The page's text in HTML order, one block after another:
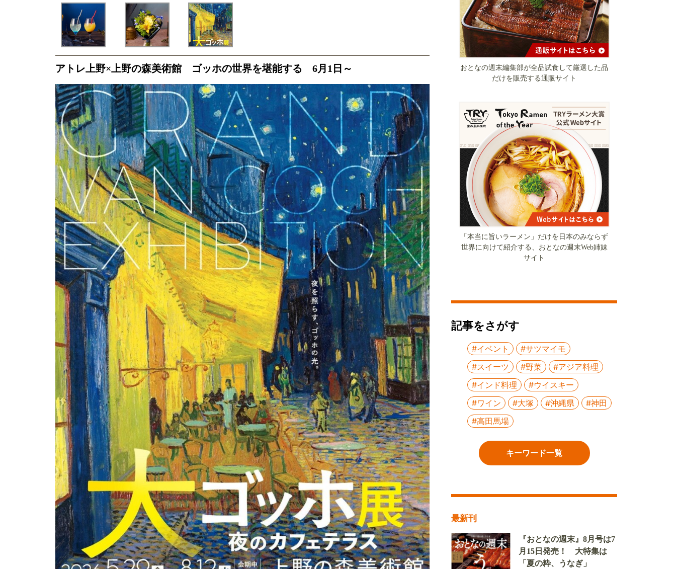
アトレ上野×上野の森美術館 ゴッホの世界を堪能する 6月1日～
おとなの週末編集部が全品試食して厳選した品
だけを販売する通販サイト
「本当に旨いラーメン」だけを日本のみならず
世界に向けて紹介する、おとなの週末Web姉妹
サイト
記事をさがす
#イベント
#サツマイモ
#スイーツ
#野菜
#アジア料理
#インド料理
#ウイスキー
#ワイン
#大塚 #沖縄県
#神田
#高田馬場
キーワード一覧
最新刊
『おとなの週末』8月号は7
月15日発売！ 大特集は
「夏の粋、うなぎ」